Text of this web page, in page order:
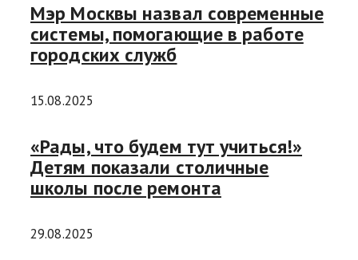
Мэр Москвы назвал современные
системы, помогающие в работе
городских служб
15.08.2025
«Рады, что будем тут учиться!»
Детям показали столичные
школы после ремонта
29.08.2025